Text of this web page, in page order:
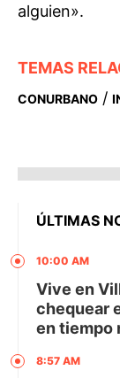
alguien».
TEMAS
CONURBANO /
ÚLTIMAS
10:00 AM
Vive en
chequear
en tiempo
8:57 AM